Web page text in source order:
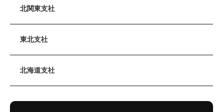
北関東支社
東北支社
北海道支社